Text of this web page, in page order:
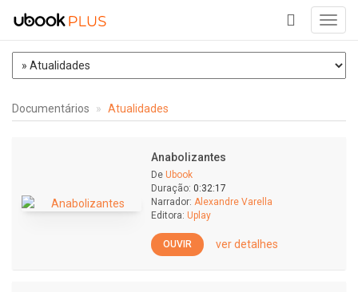
+
Documentários Atualidades
Anabolizantes
De Ubook
Duração: 0:32:17
Narrador: Alexandre Varella
Editora: Uplay
OUVIR ver detalhes